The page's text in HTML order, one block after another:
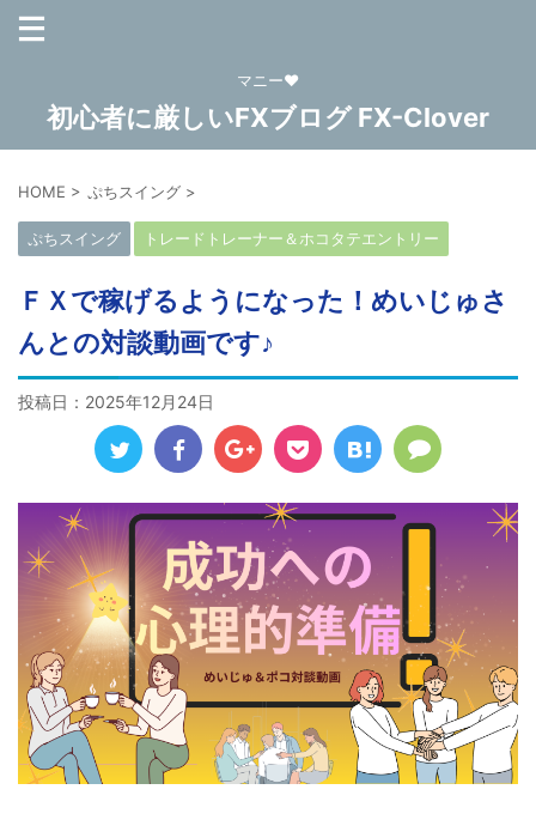
マニー❤
初心者に厳しいFXブログ FX-Clover
HOME > ぷちスイング >
ぷちスイング トレードトレーナー＆ホコタテエントリー
ＦＸで稼げるようになった！めいじゅさ
んとの対談動画です♪
投稿日： 2025年12月24日